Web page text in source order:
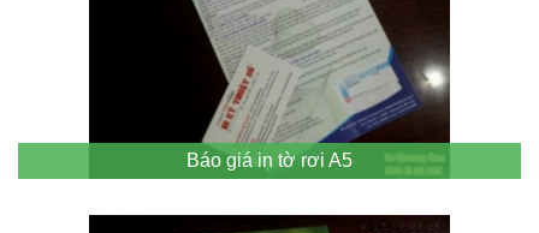
Báo giá in tờ rơi A5